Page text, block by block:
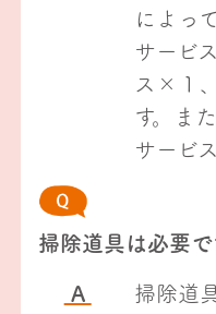
によっ
サービ
ス×１
す。ま
サービ
掃除道具は必要で
A
掃除道